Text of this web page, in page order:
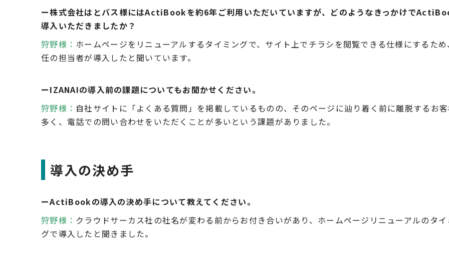
ー株式会社はとバス様にはActiBookを約6年ご利用いただいていますが、どのようなきっかけで
導入いただきましたか？
狩野様： ホームページをリニューアルするタイミングで、サイト上でチラシを閲覧できる仕様にするため
任の担当者が導入したと聞いています。
ーIZANAIの導入前の課題についてもお聞かせください。
狩野様： 自社サイトに「よくある質問」を掲載しているものの、そのページに辿り着く前に離脱するお
多く、電話での問い合わせをいただくことが多いという課題がありました。
導入の決め手
ーActiBookの導入の決め手について教えてください。
狩野様： クラウドサーカス社の社名が変わる前からお付き合いがあり、ホームページリニューアルのタイ
グで導入したと聞きました。